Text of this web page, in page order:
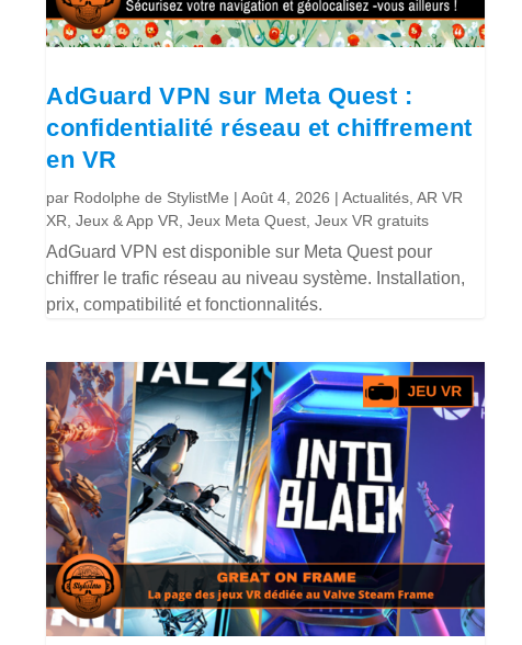
AdGuard VPN sur Meta Quest :
confidentialité réseau et chiffrement
en VR
par Rodolphe de StylistMe |Août 4, 2026 |Actualités ,AR VR
XR ,Jeux & App VR ,Jeux Meta Quest ,Jeux VR gratuits
AdGuard VPN est disponible sur Meta Quest pour
chiffrer le trafic réseau au niveau système. Installation,
prix, compatibilité et fonctionnalités.